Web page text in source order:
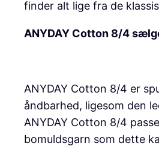
finder alt lige fra de
ANYDAY Cotton 8/4
ANYDAY Cotton 8/4 er
åndbarhed, ligesom den
ANYDAY Cotton 8/4
bomuldsgarn som dette